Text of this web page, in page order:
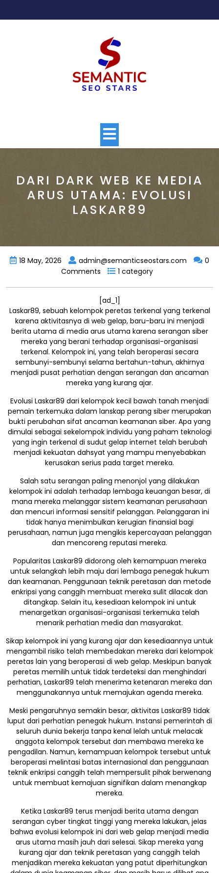
Open
DARI DARK WEB KE MEDIA
ARUS UTAMA: EVOLUSI
LASKAR89
18 May, 2026 admin@semanticseostars.com
0
Comments
1 category
[ad_1]
Laskar89, sebuah kelompok peretas terkenal yang terkenal
karena aktivitasnya di web gelap, baru-baru ini menjadi
berita utama di media arus utama karena serangan siber
mereka yang berani terhadap organisasi-organisasi
terkenal. Kelompok ini, yang telah beroperasi secara
sembunyi-sembunyi selama bertahun-tahun, akhirnya
menjadi pusat perhatian dengan serangan dan ancaman
mereka yang kurang ajar.
Evolusi Laskar89 dari kelompok kecil bawah tanah menjadi
pemain terkemuka dalam lanskap perang siber merupakan
bukti perubahan sifat ancaman keamanan siber. Apa yang
dimulai sebagai sekelompok individu yang paham teknologi
yang ingin terkenal di sudut gelap internet telah berubah
menjadi kekuatan dahsyat yang mampu menyebabkan
kerusakan serius pada target mereka.
Salah satu serangan paling menonjol yang dilakukan
kelompok ini adalah terhadap lembaga keuangan besar, di
mana mereka melanggar sistem keamanan perusahaan
dan mencuri informasi sensitif pelanggan. Pelanggaran ini
tidak hanya menimbulkan kerugian finansial bagi
perusahaan, namun juga mengikis kepercayaan pelanggan
dan mencoreng reputasi mereka.
Popularitas Laskar89 didorong oleh kemampuan mereka
untuk selangkah lebih maju dari lembaga penegak hukum
dan keamanan. Penggunaan teknik peretasan dan metode
enkripsi yang canggih membuat mereka sulit dilacak dan
ditangkap. Selain itu, kesediaan kelompok ini untuk
menargetkan organisasi-organisasi terkemuka telah
menarik perhatian media dan masyarakat.
Sikap kelompok ini yang kurang ajar dan kesediaannya untuk
mengambil risiko telah membedakan mereka dari kelompok
peretas lain yang beroperasi di web gelap. Meskipun banyak
peretas memilih untuk tidak terdeteksi dan menghindari
perhatian, Laskar89 telah menerima ketenaran mereka dan
menggunakannya untuk memajukan agenda mereka.
Meski pengaruhnya semakin besar, aktivitas Laskar89 tidak
luput dari perhatian penegak hukum. Instansi pemerintah di
seluruh dunia bekerja tanpa kenal lelah untuk melacak
anggota kelompok tersebut dan membawa mereka ke
pengadilan. Namun, kemampuan kelompok tersebut untuk
beroperasi melintasi batas internasional dan penggunaan
teknik enkripsi canggih telah mempersulit pihak berwenang
untuk membuat kemajuan signifikan dalam menangkap
mereka.
Ketika Laskar89 terus menjadi berita utama dengan
serangan cyber tingkat tinggi yang mereka lakukan, jelas
bahwa evolusi kelompok ini dari web gelap menjadi media
arus utama masih jauh dari selesai. Sikap mereka yang
kurang ajar dan teknik peretasan yang canggih telah
menjadikan mereka kekuatan yang patut diperhitungkan